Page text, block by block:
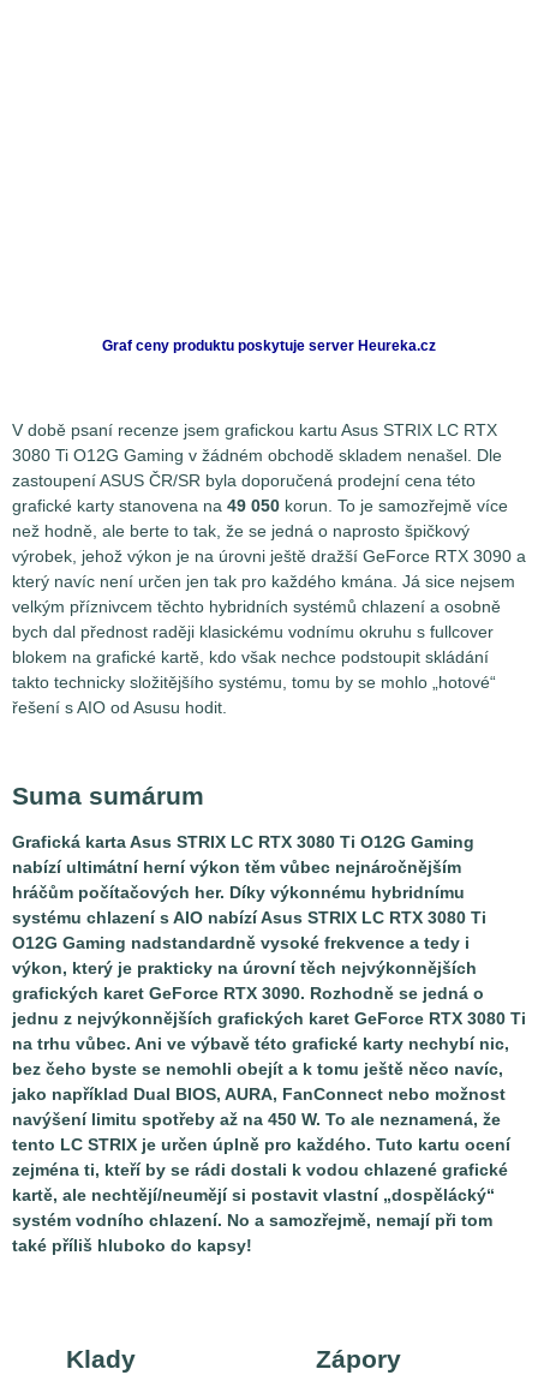
Graf ceny produktu poskytuje server Heureka.cz
V době psaní recenze jsem grafickou kartu Asus STRIX LC RTX
3080 Ti O12G Gaming v žádném obchodě skladem nenašel. Dle
zastoupení ASUS ČR/SR byla doporučená prodejní cena této
grafické karty stanovena na 49 050 korun. To je samozřejmě více
než hodně, ale berte to tak, že se jedná o naprosto špičkový
výrobek, jehož výkon je na úrovni ještě dražší GeForce RTX 3090 a
který navíc není určen jen tak pro každého kmána. Já sice nejsem
velkým příznivcem těchto hybridních systémů chlazení a osobně
bych dal přednost raději klasickému vodnímu okruhu s fullcover
blokem na grafické kartě, kdo však nechce podstoupit skládání
takto technicky složitějšího systému, tomu by se mohlo „hotové“
řešení s AIO od Asusu hodit.
Suma sumárum
Grafická karta Asus STRIX LC RTX 3080 Ti O12G Gaming
nabízí ultimátní herní výkon těm vůbec nejnáročnějším
hráčům počítačových her. Díky výkonnému hybridnímu
systému chlazení s AIO nabízí Asus STRIX LC RTX 3080 Ti
O12G Gaming nadstandardně vysoké frekvence a tedy i
výkon, který je prakticky na úrovní těch nejvýkonnějších
grafických karet GeForce RTX 3090. Rozhodně se jedná o
jednu z nejvýkonnějších grafických karet GeForce RTX 3080 Ti
na trhu vůbec. Ani ve výbavě této grafické karty nechybí nic,
bez čeho byste se nemohli obejít a k tomu ještě něco navíc,
jako například Dual BIOS, AURA, FanConnect nebo možnost
navýšení limitu spotřeby až na 450 W. To ale neznamená, že
tento LC STRIX je určen úplně pro každého. Tuto kartu ocení
zejména ti, kteří by se rádi dostali k vodou chlazené grafické
kartě, ale nechtějí/neumějí si postavit vlastní „dospělácký“
systém vodního chlazení. No a samozřejmě, nemají při tom
také příliš hluboko do kapsy!
Klady Zápory